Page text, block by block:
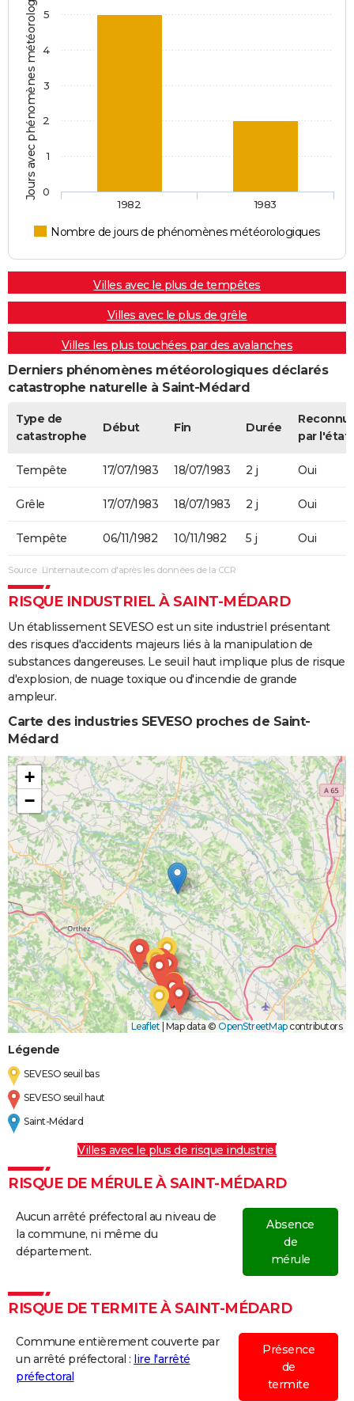
Jours avec phénomènes météorologiques
Nombre de jours de phénomènes météorologiques
1982 1983
0
1
2
3
4
5
Villes avec le plus de tempêtes
Villes avec le plus de grêle
Villes les plus touchées par des avalanches
Derniers phénomènes météorologiques déclarés
catastrophe naturelle à Saint-Médard
Type de
catastrophe
Début Fin Durée
par l'état
Tempête 17/07/1983 18/07/1983 2 j Oui
Grêle 17/07/1983 18/07/1983 2 j Oui
Tempête 06/11/1982 10/11/1982 5 j Oui
Source : Linternaute.com d'après les données de la CCR
RISQUE INDUSTRIEL À SAINT-MÉDARD
Un établissement SEVESO est un site industriel présentant
des risques d'accidents majeurs liés à la manipulation de
substances dangereuses. Le seuil haut implique plus de risque
d'explosion, de nuage toxique ou d'incendie de grande
ampleur.
Carte des industries SEVESO proches de Saint-
Médard
+
−
Leaflet Map data © OpenStreetMapcontributors
Légende
SEVESO seuil bas
SEVESO seuil haut
Saint-Médard
Villes avec le plus de risque industriel
RISQUE DE MÉRULE À SAINT-MÉDARD
Aucun arrêté préfectoral au niveau de
la commune, ni même du
département.
Absence
de
mérule
RISQUE DE TERMITE À SAINT-MÉDARD
Commune entièrement couverte par
un arrêté préfectoral : lire l'arrêté
préfectoral
Présence
de
termite